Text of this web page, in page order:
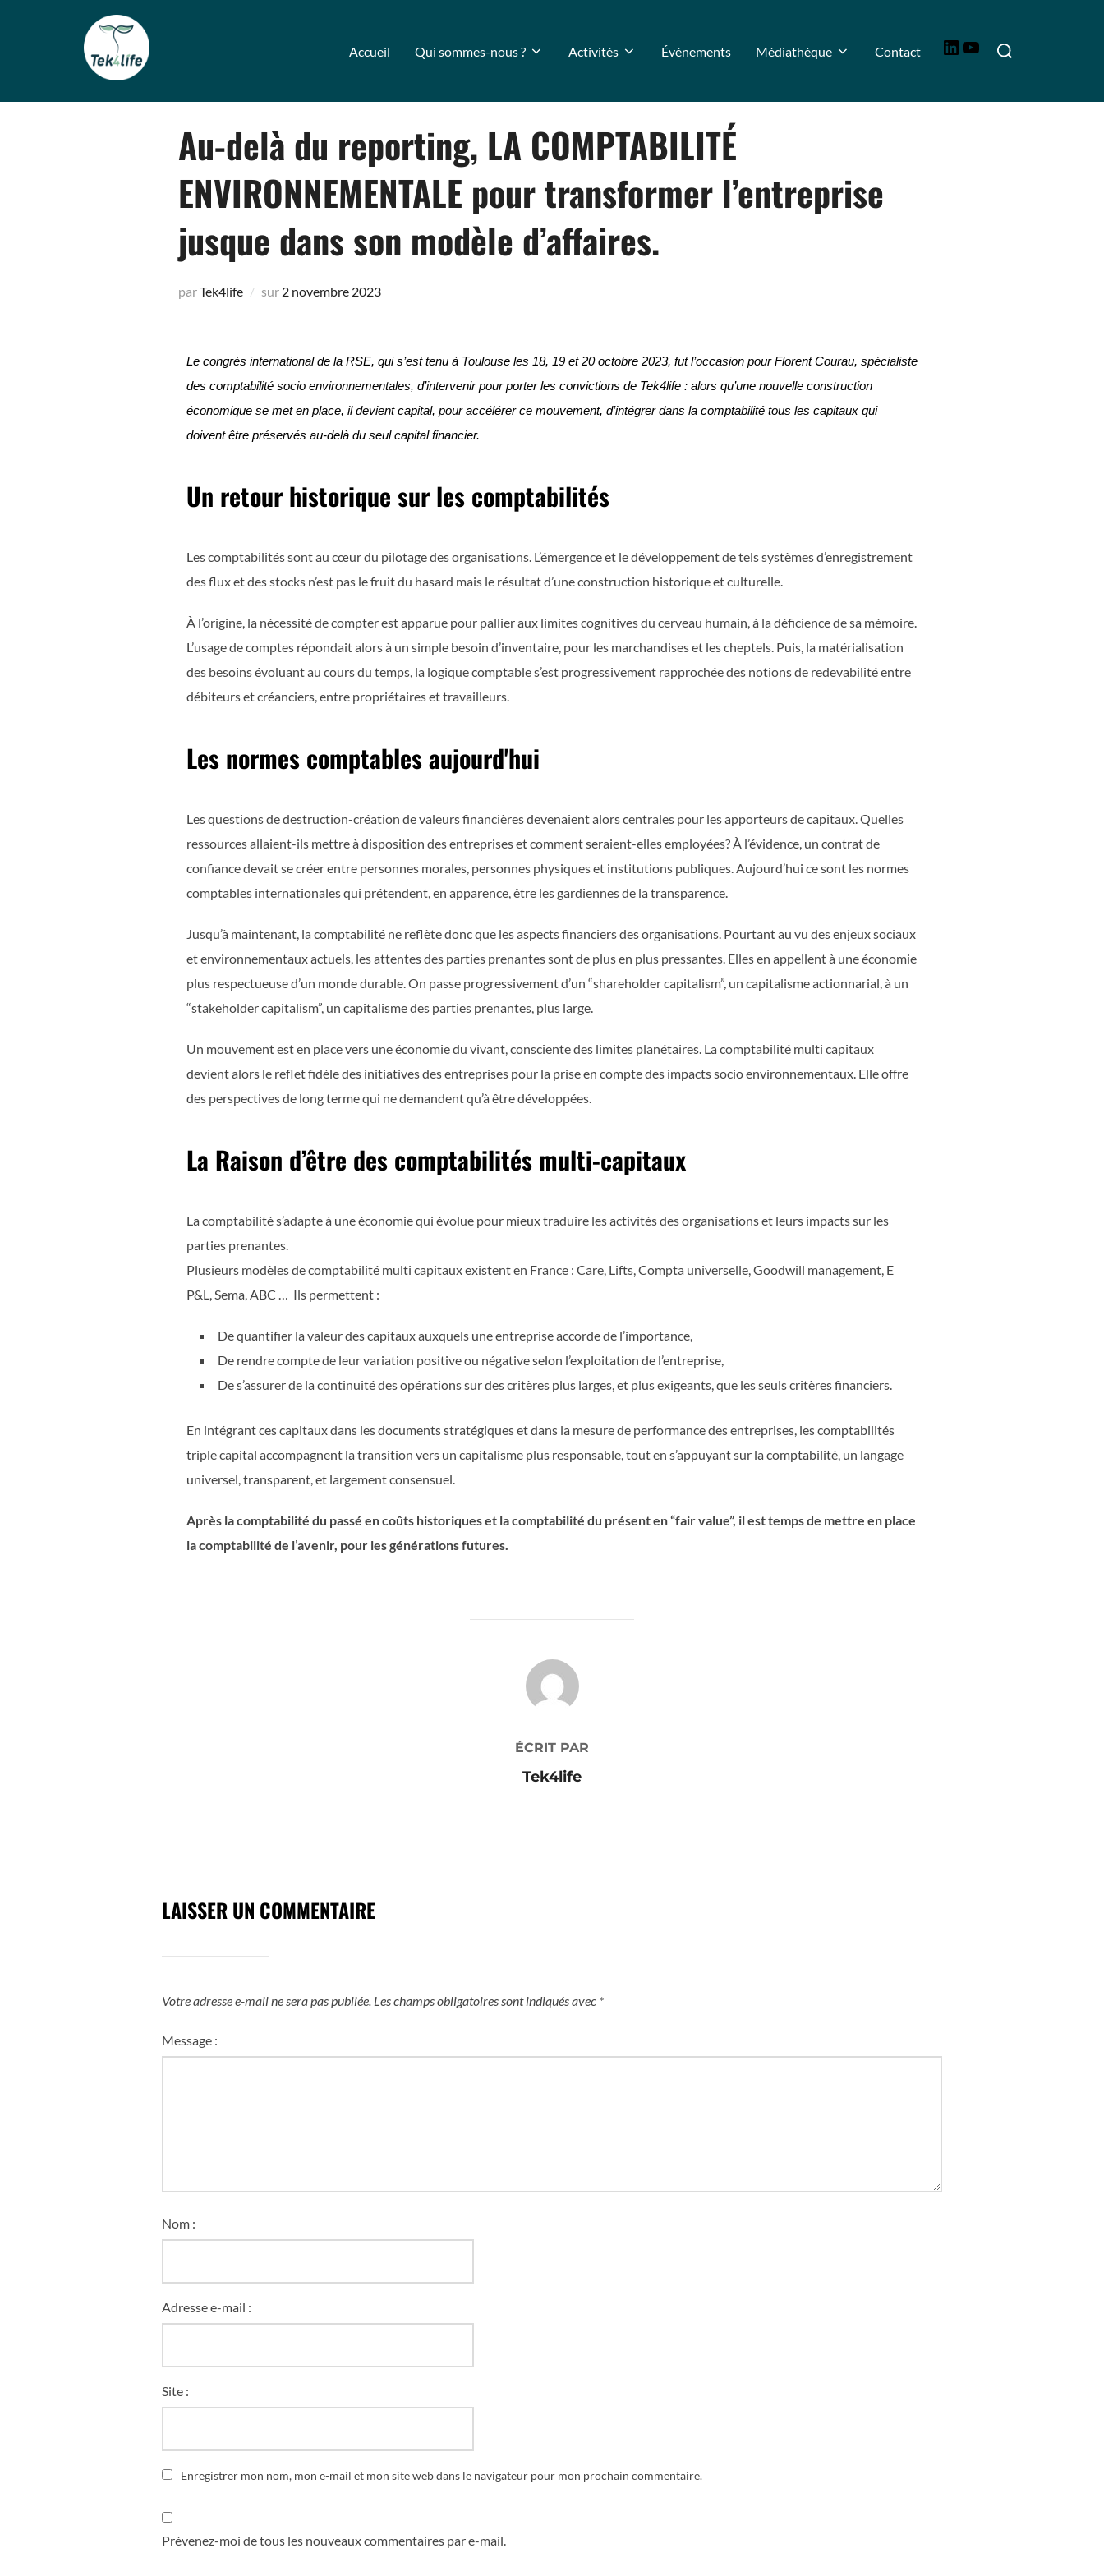
Accueil Qui sommes-nous ? Activités Événements Médiathèque Contact
Au-delà du reporting, LA COMPTABILITÉ
ENVIRONNEMENTALE pour transformer l’entreprise
jusque dans son modèle d’affaires.
parTek4life sur 2 novembre 2023
Le congrès international de la RSE, qui s’est tenu à Toulouse les 18, 19 et 20 octobre 2023, fut l’occasion pour Florent Courau, spécialiste
des comptabilité socio environnementales, d’intervenir pour porter les convictions de Tek4life : alors qu’une nouvelle construction
économique se met en place, il devient capital, pour accélérer ce mouvement, d’intégrer dans la comptabilité tous les capitaux qui
doivent être préservés au-delà du seul capital financier.
Un retour historique sur les comptabilités
Les comptabilités sont au cœur du pilotage des organisations. L’émergence et le développement de tels systèmes d’enregistrement
des flux et des stocks n’est pas le fruit du hasard mais le résultat d’une construction historique et culturelle.
À l’origine, la nécessité de compter est apparue pour pallier aux limites cognitives du cerveau humain, à la déficience de sa mémoire.
L’usage de comptes répondait alors à un simple besoin d’inventaire, pour les marchandises et les cheptels. Puis, la matérialisation
des besoins évoluant au cours du temps, la logique comptable s’est progressivement rapprochée des notions de redevabilité entre
débiteurs et créanciers, entre propriétaires et travailleurs.
Les normes comptables aujourd'hui
Les questions de destruction-création de valeurs financières devenaient alors centrales pour les apporteurs de capitaux. Quelles
ressources allaient-ils mettre à disposition des entreprises et comment seraient-elles employées? À l’évidence, un contrat de
confiance devait se créer entre personnes morales, personnes physiques et institutions publiques. Aujourd’hui ce sont les normes
comptables internationales qui prétendent, en apparence, être les gardiennes de la transparence.
Jusqu’à maintenant, la comptabilité ne reflète donc que les aspects financiers des organisations. Pourtant au vu des enjeux sociaux
et environnementaux actuels, les attentes des parties prenantes sont de plus en plus pressantes. Elles en appellent à une économie
plus respectueuse d’un monde durable. On passe progressivement d’un “shareholder capitalism”, un capitalisme actionnarial, à un
“stakeholder capitalism”, un capitalisme des parties prenantes, plus large.
Un mouvement est en place vers une économie du vivant, consciente des limites planétaires. La comptabilité multi capitaux
devient alors le reflet fidèle des initiatives des entreprises pour la prise en compte des impacts socio environnementaux. Elle offre
des perspectives de long terme qui ne demandent qu’à être développées.
La Raison d’être des comptabilités multi-capitaux
La comptabilité s’adapte à une économie qui évolue pour mieux traduire les activités des organisations et leurs impacts sur les
parties prenantes.
Plusieurs modèles de comptabilité multi capitaux existent en France : Care, Lifts, Compta universelle, Goodwill management, E
P&L, Sema, ABC … Ils permettent :
De quantifier la valeur des capitaux auxquels une entreprise accorde de l’importance,
De rendre compte de leur variation positive ou négative selon l’exploitation de l’entreprise,
De s’assurer de la continuité des opérations sur des critères plus larges, et plus exigeants, que les seuls critères financiers.
En intégrant ces capitaux dans les documents stratégiques et dans la mesure de performance des entreprises, les comptabilités
triple capital accompagnent la transition vers un capitalisme plus responsable, tout en s’appuyant sur la comptabilité, un langage
universel, transparent, et largement consensuel.
Après la comptabilité du passé en coûts historiques et la comptabilité du présent en “fair value”, il est temps de mettre en place
la comptabilité de l’avenir, pour les générations futures.
AUTEUR DE LA PUBLICATION
ÉCRIT PAR
Tek4life
LAISSER UN COMMENTAIRE
Votre adresse e-mail ne sera pas publiée. Les champs obligatoires sont indiqués avec *
Message :
Nom :
Adresse e-mail :
Site :
Enregistrer mon nom, mon e-mail et mon site web dans le navigateur pour mon prochain commentaire.
Prévenez-moi de tous les nouveaux commentaires par e-mail.